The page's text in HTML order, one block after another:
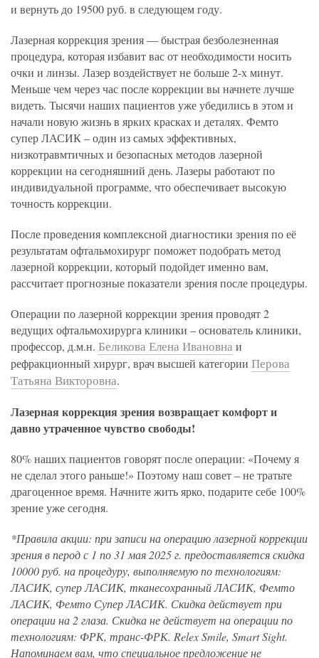
и вернуть до 19500 руб. в следующем году.
Лазерная коррекция зрения — быстрая безболезненная
процедура, которая избавит вас от необходимости носить
очки и линзы. Лазер воздействует не больше 2-х минут.
Меньше чем через час после коррекции вы начнете лучше
видеть. Тысячи наших пациентов уже убедились в этом и
начали новую жизнь в ярких красках и деталях. Фемто
супер ЛАСИК – один из самых эффективных,
низкотравмтичных и безопасных методов лазерной
коррекции на сегодняшний день. Лазеры работают по
индивидуальной программе, что обеспечивает высокую
точность коррекции.
После проведения комплексной диагностики зрения по её
результатам офтальмохирург поможет подобрать метод
лазерной коррекции, который подойдет именно вам,
рассчитает прогнозные показатели зрения после процедуры.
Операции по лазерной коррекции зрения проводят 2
ведущих офтальмохирурга клиники – основатель клиники,
профессор, д.м.н. Беликова Елена Ивановна и
рефракционный хирург, врач высшей категории Перова
Татьяна Викторовна.
Лазерная коррекция зрения возвращает комфорт и
давно утраченное чувство свободы!
80% наших пациентов говорят после операции: «Почему я
не сделал этого раньше!» Поэтому наш совет – не тратьте
драгоценное время. Начните жить ярко, подарите себе 100%
зрение уже сегодня.
*Правила акции: при записи на операцию лазерной коррекции
зрения в перод с 1 по 31 мая 2025 г. предоставляется скидка
10000 руб. на процедуру, выполняемую по технологиям:
ЛАСИК, супер ЛАСИК, тканесохранный ЛАСИК, Фемто
ЛАСИК, Фемто Супер ЛАСИК. Скидка действует при
операции на 2 глаза. Скидка не действует на операции по
технологиям: ФРК, транс-ФРК. Relex Smile, Smart Sight.
Напоминаем вам, что специальное предложение не